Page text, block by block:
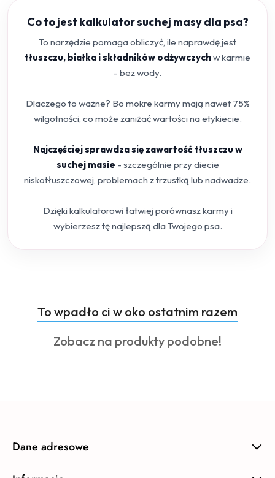
Co to jest kalkulator suchej masy dla psa?
To narzędzie pomaga obliczyć, ile naprawdę jest
tłuszczu, białka i składników odżywczychw karmie
- bez wody.
Dlaczego to ważne? Bo mokre karmy mają nawet 75%
wilgotności, co może zaniżać wartości na etykiecie.
Najczęściej sprawdza się zawartość tłuszczu w
suchej masie - szczególnie przy diecie
niskotłuszczowej, problemach z trzustką lub nadwadze.
Dzięki kalkulatorowi łatwiej porównasz karmy i
wybierzesz tę najlepszą dla Twojego psa.
Pomiń karuzelę produktów
Produkty
o
statusie:
To wpadło ci w oko ostatnim razem
Produkty
Zobacz na produkty podobne!
Dane adresowe